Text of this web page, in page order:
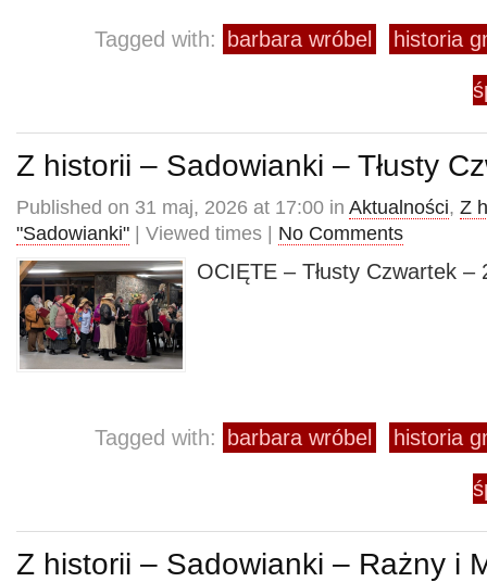
Tagged with: barbara wróbel historia
Z historii – Sadowianki – Tłusty
Published on 31 maj, 2026 at 17:00 in Aktualności, Z
"Sadowianki" | Viewed times | No Comments
OCIĘTE – Tłusty Czwartek
Tagged with: barbara wróbel historia
Z historii – Sadowianki – Rażny i